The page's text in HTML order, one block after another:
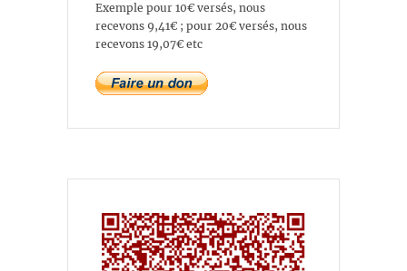
Exemple pour 10€ versés, nous
recevons 9,41€ ; pour 20€ versés, nous
recevons 19,07€ etc